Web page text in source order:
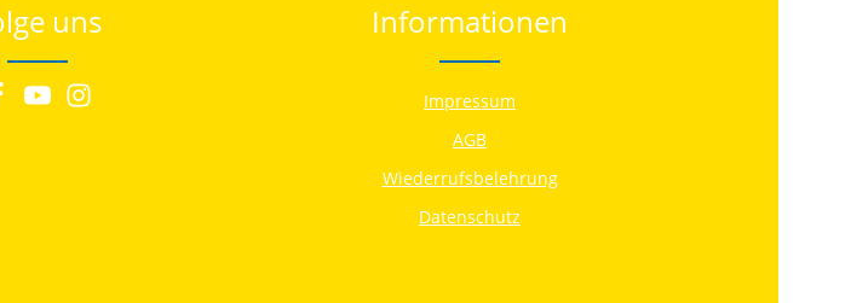
uns Informationen
Impressum
AGB
Wiederrufsbelehrung
Datenschutz